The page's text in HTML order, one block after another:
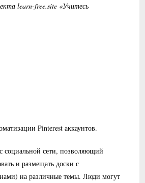
learn-free.site «Учитесь
Pinterest аккаунтов.
социальной сети, позволяющий
и размещать доски с
на различные темы. Люди могут